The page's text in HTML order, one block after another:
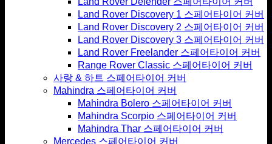
Land Rover Discovery 1 스페어타이어 커버
Land Rover Discovery 2 스페어타이어 커버
Land Rover Discovery 3 스페어타이어 커버
Land Rover Freelander 스페어타이어 커버
Range Rover Classic 스페어타이어 커버
사랑 & 하트 스페어타이어 커버
Mahindra 스페어타이어 커버
Mahindra Bolero 스페어타이어 커버
Mahindra Scorpio 스페어타이어 커버
Mahindra Thar 스페어타이어 커버
Mercedes 스페어타이어 커버